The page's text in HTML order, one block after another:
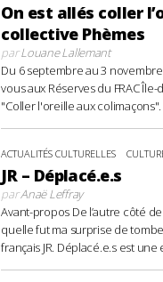
On est allés coller
collective Phèmes
parLouane Lallemant
Du 6 septembre au 3
vous aux Réserves du FRAC
"Coller l'oreille aux
ACTUALITÉS CULTURELLES
JR – Déplacé.e.s
parAnaë Leffray
Avant-propos De l’autre côté
quelle fut ma surprise de
français JR. Déplacé.e.s est une